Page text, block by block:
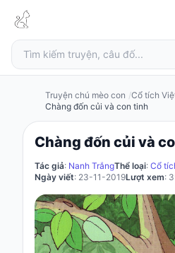
chú
mèo
con
Đăng
nhập
Đăng
Đăng
ký
Truyện chú mèo con Cổ tích
Chàng đốn củi và con tinh
Chàng đốn củi và
Tác giả: Nanh TrắngThể loại: Cổ
Ngày viết: 23-11-2019Lượt xem: